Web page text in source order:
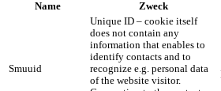
Name Zweck
Smuuid
Unique ID – cookie itself
does not contain any
information that enables to
identify contacts and to
recognize e.g. personal data
of the website visitor.